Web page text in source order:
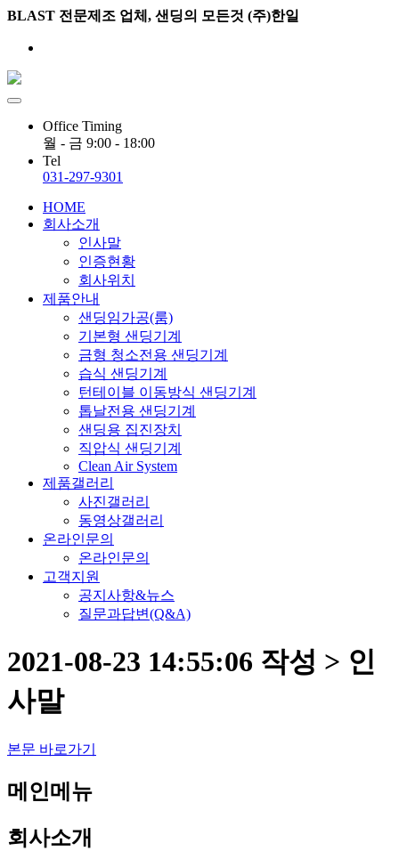
BLAST 전문제조 업체, 샌딩의 모든것 (주)한일
Office Timing
월 - 금 9:00 - 18:00
Tel
031-297-9301
HOME
회사소개
인사말
인증현황
회사위치
제품안내
샌딩임가공(룸)
기본형 샌딩기계
금형 청소전용 샌딩기계
습식 샌딩기계
턴테이블 이동방식 샌딩기계
톱날전용 샌딩기계
샌딩용 집진장치
직압식 샌딩기계
Clean Air System
제품갤러리
사진갤러리
동영상갤러리
온라인문의
온라인문의
고객지원
공지사항&뉴스
질문과답변(Q&A)
2021-08-23 14:55:06 작성 > 인
사말
본문 바로가기
메인메뉴
회사소개